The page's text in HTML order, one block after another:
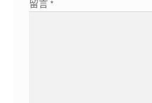
留言 *